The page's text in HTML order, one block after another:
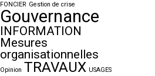
FONCIER Gestion de crise
Gouvernance
INFORMATION
Mesures
organisationnelles
Opinion TRAVAUX USAGES